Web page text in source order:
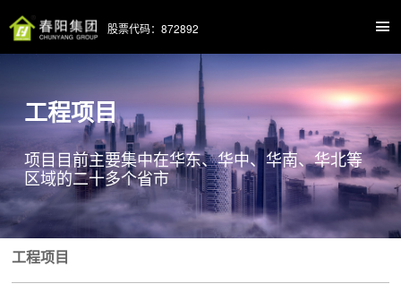
股票代码：872892
工程项目
项目目前主要集中在华东、华中、华南、华北等
区域的二十多个省市
工程项目